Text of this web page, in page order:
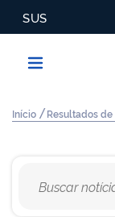
SUS
Início /Resultados